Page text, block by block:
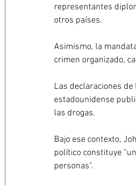
representantes
otros países.
Asimismo, la
crimen organizado,
Las declaraciones
estadounidense
las drogas.
Bajo ese contexto,
político constituye
personas".